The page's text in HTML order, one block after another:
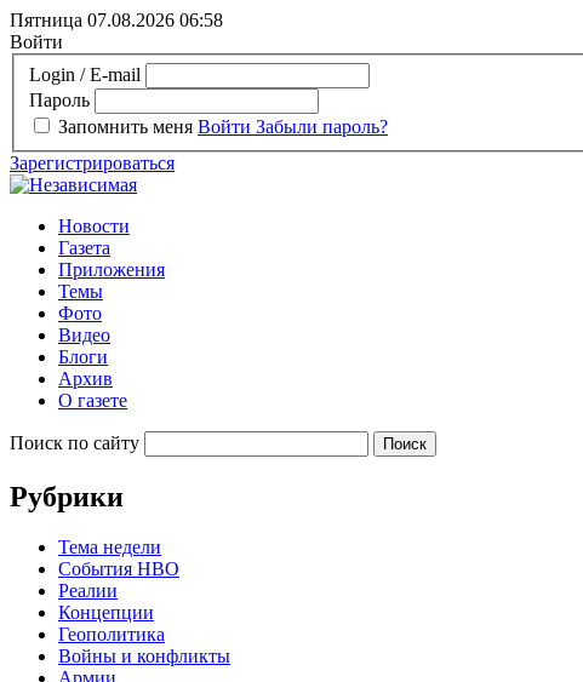
Пятница 07.08.2026 06:58
Войти
Login / E-mail
Пароль
Запомнить меня Войти Забыли пароль?
Зарегистрироваться
Новости
Газета
Приложения
Темы
Фото
Видео
Блоги
Архив
О газете
Поиск по сайту
Рубрики
Тема недели
События НВО
Реалии
Концепции
Геополитика
Войны и конфликты